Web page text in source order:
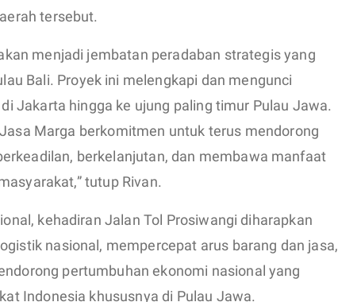
tersebut.
menjadi jembatan peradaban strategis yang
Bali. Proyek ini melengkapi dan mengunci
Jakarta hingga ke ujung paling timur Pulau Jawa.
Marga berkomitmen untuk terus mendorong
berkelanjutan, dan membawa manfaat
tutup Rivan.
kehadiran Jalan Tol Prosiwangi diharapkan
nasional, mempercepat arus barang dan jasa,
pertumbuhan ekonomi nasional yang
Indonesia khususnya di Pulau Jawa.